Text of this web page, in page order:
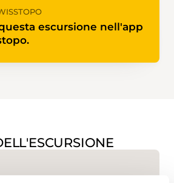
escursione nell'app